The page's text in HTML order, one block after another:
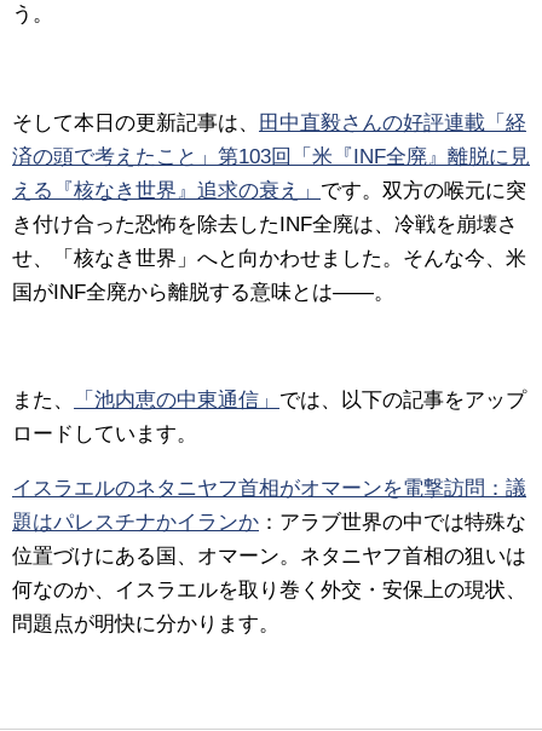
う。
そして本日の更新記事は、
田中直毅さんの好評連載「経
済の頭で考えたこと」第103回「米『INF全廃』離脱に見
える『核なき世界』追求の衰え」 です。双方の喉元に突
き付け合った恐怖を除去したINF全廃は、冷戦を崩壊さ
せ、「核なき世界」へと向かわせました。そんな今、米
国がINF全廃から離脱する意味とは――。
また、 「池内恵の中東通信」 では、以下の記事をアップ
ロードしています。
イスラエルのネタニヤフ首相がオマーンを電撃訪問：議
題はパレスチナかイランか ：アラブ世界の中では特殊な
位置づけにある国、オマーン。ネタニヤフ首相の狙いは
何なのか、イスラエルを取り巻く外交・安保上の現状、
問題点が明快に分かります。